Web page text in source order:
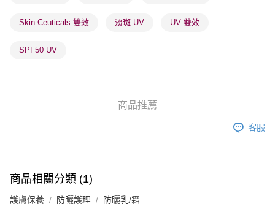
每筆HK$65.00，滿HK$300.00或以上免運費
(香港門市) 只顯示可選門市。確認發貨後2-5個工作天到店，3天內
(澳門門市) 只顯示可選門市。確認發貨後2-5個工作天到店，3天內
Skin Ceuticals 雙效 淡斑 UV UV 雙效
SPF50 UV
商品推薦
客服
商品相關分類 (1)
護膚保養 防曬護理 防曬乳/霜